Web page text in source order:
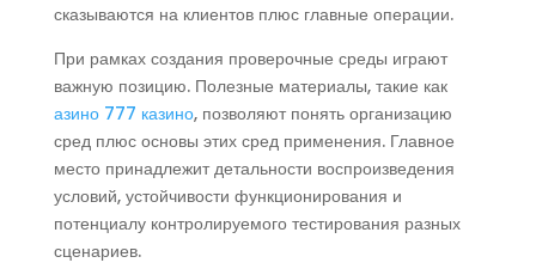
сказываются на клиентов плюс главные операции.
При рамках создания проверочные среды играют
важную позицию. Полезные материалы, такие как
азино 777 казино, позволяют понять организацию
сред плюс основы этих сред применения. Главное
место принадлежит детальности воспроизведения
условий, устойчивости функционирования и
потенциалу контролируемого тестирования разных
сценариев.